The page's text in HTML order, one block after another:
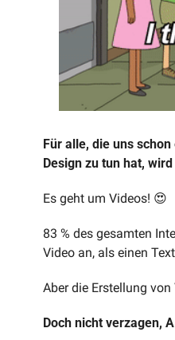
Für alle, die uns
Design zu tun hat,
Es geht um Videos! 😍
83 % des gesamten
Video an, als einen
Aber die Erstellung
Doch nicht verzagen,